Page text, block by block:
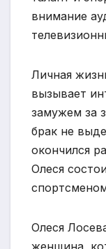
внимание
Личная
вызывает
замужем за
брак не
окончился
Олеся
Олеся
женщина,